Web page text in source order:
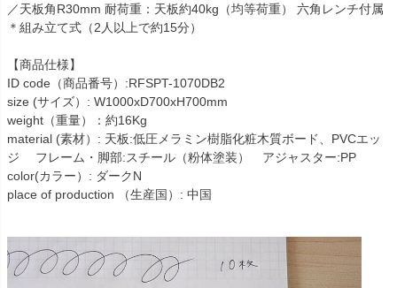
／天板角R30mm 耐荷重：天板約40kg（均等荷重） 六角レンチ付属
＊組み立て式（2人以上で約15分）
【商品仕様】
ID code（商品番号）:RFSPT-1070DB2
size (サイズ）: W1000xD700xH700mm
weight（重量）：約16Kg
material (素材）: 天板:低圧メラミン樹脂化粧木質ボード、PVCエッ
ジ フレーム・脚部:スチール（粉体塗装） アジャスター:PP
color(カラー）: ダークN
place of production （生産国）: 中国